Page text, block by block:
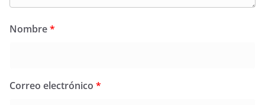
Nombre*
Correo electrónico *